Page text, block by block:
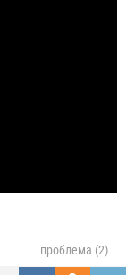
проблема (2)